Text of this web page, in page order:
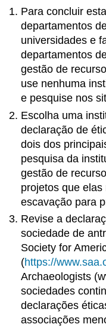
Para concluir
departamentos
universidades e
departamentos
gestão de
use nenhuma
e pesquise nos
Escolha uma
declaração de
dois dos
pesquisa da
gestão de
projetos que
escavação para
Revise a
sociedade de
Society for
(https://
Archaeologists
sociedades
declarações
associações